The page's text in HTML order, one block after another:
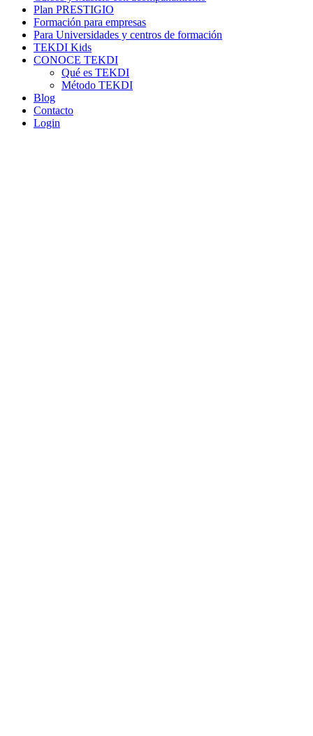
Plan PRESTIGIO
Formación para empresas
Para Universidades y centros de formación
TEKDI Kids
CONOCE TEKDI
Qué es TEKDI
Método TEKDI
Blog
Contacto
Login